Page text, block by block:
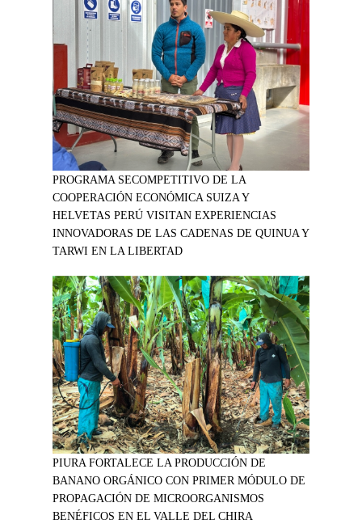
PROGRAMA SECOMPETITIVO DE LA
COOPERACIÓN ECONÓMICA SUIZA Y
HELVETAS PERÚ VISITAN EXPERIENCIAS
INNOVADORAS DE LAS CADENAS DE QUINUA Y
TARWI EN LA LIBERTAD
PIURA FORTALECE LA PRODUCCIÓN DE
BANANO ORGÁNICO CON PRIMER MÓDULO DE
PROPAGACIÓN DE MICROORGANISMOS
BENÉFICOS EN EL VALLE DEL CHIRA